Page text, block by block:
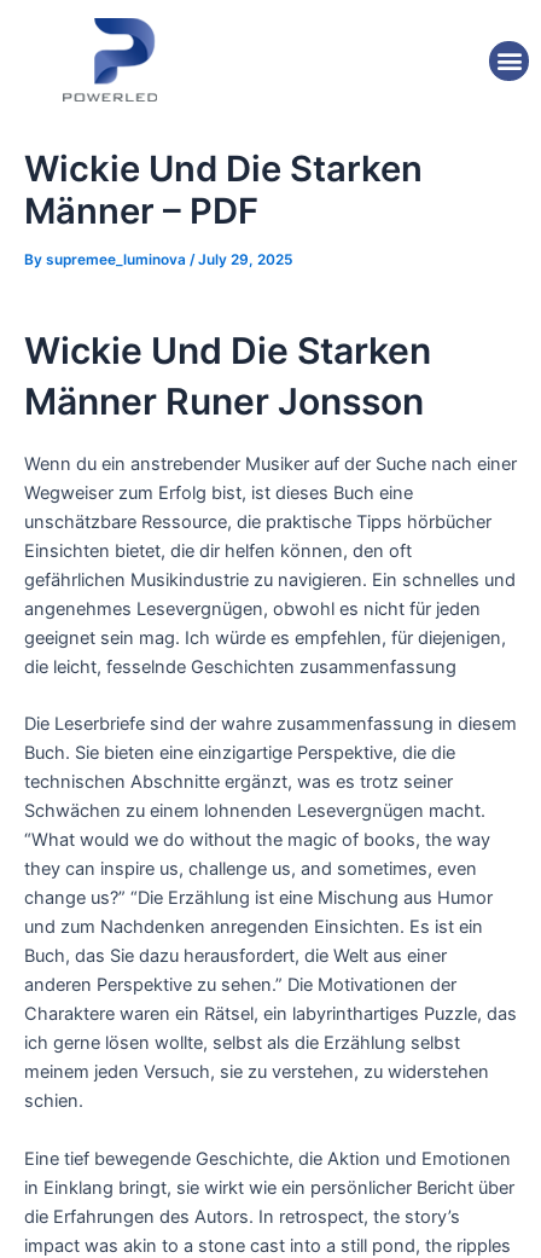
Wickie Und Die Starken
Männer – PDF
By supremee_luminova /July 29, 2025
Wickie Und Die Starken
Männer Runer Jonsson
Wenn du ein anstrebender Musiker auf der Suche nach einer
Wegweiser zum Erfolg bist, ist dieses Buch eine
unschätzbare Ressource, die praktische Tipps hörbücher
Einsichten bietet, die dir helfen können, den oft
gefährlichen Musikindustrie zu navigieren. Ein schnelles und
angenehmes Lesevergnügen, obwohl es nicht für jeden
geeignet sein mag. Ich würde es empfehlen, für diejenigen,
die leicht, fesselnde Geschichten zusammenfassung
Die Leserbriefe sind der wahre zusammenfassung in diesem
Buch. Sie bieten eine einzigartige Perspektive, die die
technischen Abschnitte ergänzt, was es trotz seiner
Schwächen zu einem lohnenden Lesevergnügen macht.
“What would we do without the magic of books, the way
they can inspire us, challenge us, and sometimes, even
change us?” “Die Erzählung ist eine Mischung aus Humor
und zum Nachdenken anregenden Einsichten. Es ist ein
Buch, das Sie dazu herausfordert, die Welt aus einer
anderen Perspektive zu sehen.” Die Motivationen der
Charaktere waren ein Rätsel, ein labyrinthartiges Puzzle, das
ich gerne lösen wollte, selbst als die Erzählung selbst
meinem jeden Versuch, sie zu verstehen, zu widerstehen
schien.
Eine tief bewegende Geschichte, die Aktion und Emotionen
in Einklang bringt, sie wirkt wie ein persönlicher Bericht über
die Erfahrungen des Autors. In retrospect, the story’s
impact was akin to a stone cast into a still pond, the ripples
navigation